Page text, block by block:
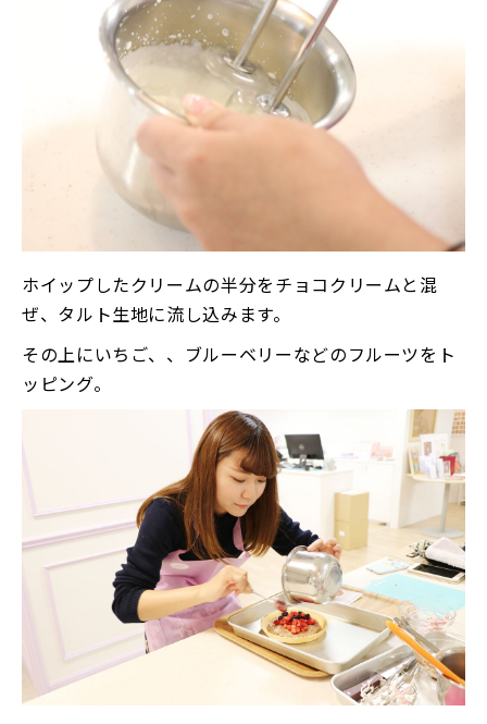
ホイップしたクリームの半分をチョコクリームと混
ぜ、タルト生地に流し込みます。
その上にいちご、、ブルーベリーなどのフルーツをト
ッピング。